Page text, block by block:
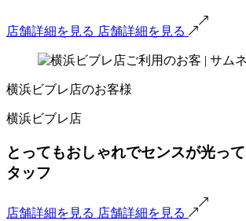
店舗詳細を見る 店舗詳細を見る
横浜ビブレ店のお客様
横浜ビブレ店
とってもおしゃれでセンスが光っ
タッフ
店舗詳細を見る 店舗詳細を見る